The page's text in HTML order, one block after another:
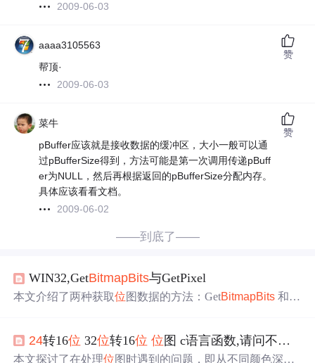
2009-06-03
aaaa3105563
帮顶·
2009-06-03
赞
菜牛
pBuffer应该就是接收数据的缓冲区，大小一般可以通
过pBufferSize得到，方法可能是第一次调用传递pBuff
er为NULL，然后再根据返回的pBufferSize分配内存。
具体应该看看文档。
2009-06-02
赞
——到底了——
WIN32,GetBitmapBits与GetPixel
本文介绍了两种获取位图数据的方法：GetBitmapBits 和 G
GB值。通常情况下，GetBitmap Bits的效率比 GetPixel 高
出至少十倍，因此在频繁读取像素值时推荐使用前者。
24转16位 32位转16位 位图 c语言函数,请问不确定格式的
本文探讨了在处理位图时遇到的问题，即从不同颜色深度